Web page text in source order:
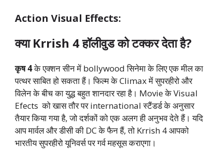
Action Visual Effects:
क्या Krrish 4 हॉलीवुड को टक्कर देता है?
कृष 4के एक्शन सीन में bollywood सिनेमा के लिए एक मील का
पत्थर साबित हो सकता हैं। फिल्म के Climax में सुपरहीरो और
विलेन के बीच का युद्ध बहुत शानदार रहा है। Movie के Visual
Efects को खास तौर पर international स्टैंडर्ड के अनुसार
तैयार किया गया है, जो दर्शकों को एक अलग ही अनुभव देते हैं। यदि
आप मार्वल और डीसी की DC के फैन हैं, तो Krrish 4 आपको
भारतीय सुपरहीरो यूनिवर्स पर गर्व महसूस कराएगा।